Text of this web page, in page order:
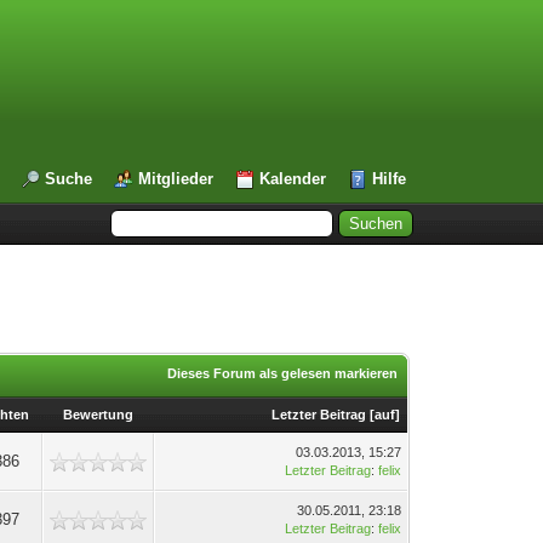
Suche Mitglieder Kalender Hilfe
Dieses Forum als gelesen markieren
Bewertung Letzter Beitrag [auf]
03.03.2013, 15:27
Letzter Beitrag:felix
30.05.2011, 23:18
Letzter Beitrag:felix